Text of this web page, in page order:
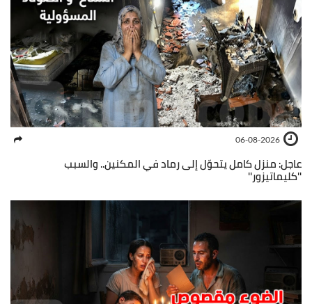
06-08-2026
عاجل: منزل كامل يتحوّل إلى رماد في المكنين.. والسبب
''كليماتيزور''